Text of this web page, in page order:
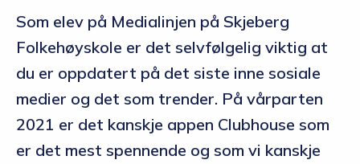
Som elev på Medialinjen på Skjeberg
Folkehøyskole er det selvfølgelig viktig at
du er oppdatert på det siste inne sosiale
medier og det som trender. På vårparten
2021 er det kanskje appen Clubhouse som
er det mest spennende og som vi kanskje